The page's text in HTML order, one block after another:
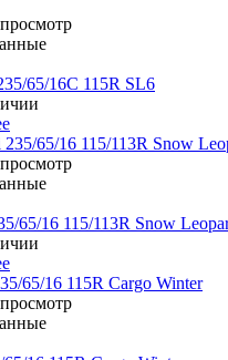
65/16C 115R SL6
65/16 115/113R Snow